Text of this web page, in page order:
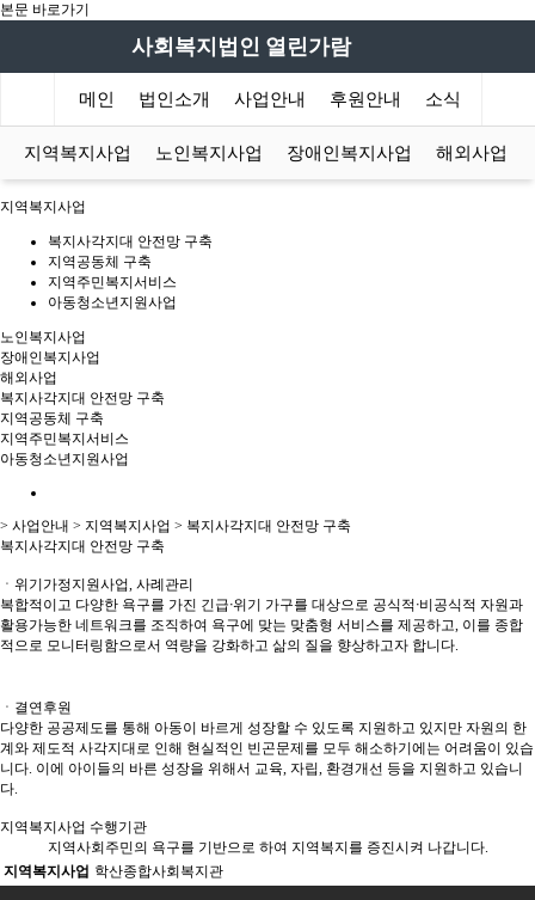
본문 바로가기
사회복지법인 열린가람
메인 법인소개 사업안내 후원안내 소식
지역복지사업 노인복지사업 장애인복지사업 해외사업
지역복지사업
복지사각지대 안전망 구축
지역공동체 구축
지역주민복지서비스
아동청소년지원사업
노인복지사업
장애인복지사업
해외사업
복지사각지대 안전망 구축
지역공동체 구축
지역주민복지서비스
아동청소년지원사업
> 사업안내 > 지역복지사업 > 복지사각지대 안전망 구축
복지사각지대 안전망 구축
ㆍ위기가정지원사업, 사례관리
복합적이고 다양한 욕구를 가진 긴급ᐧ위기 가구를 대상으로 공식적ᐧ비공식적 자원과
활용가능한 네트워크를 조직하여 욕구에 맞는 맞춤형 서비스를 제공하고, 이를 종합
적으로 모니터링함으로서 역량을 강화하고 삶의 질을 향상하고자 합니다.
ㆍ결연후원
다양한 공공제도를 통해 아동이 바르게 성장할 수 있도록 지원하고 있지만 자원의 한
계와 제도적 사각지대로 인해 현실적인 빈곤문제를 모두 해소하기에는 어려움이 있습
니다. 이에 아이들의 바른 성장을 위해서 교육, 자립, 환경개선 등을 지원하고 있습니
다.
지역복지사업 수행기관
지역사회주민의 욕구를 기반으로 하여 지역복지를 증진시켜 나갑니다.
지역복지사업 학산종합사회복지관